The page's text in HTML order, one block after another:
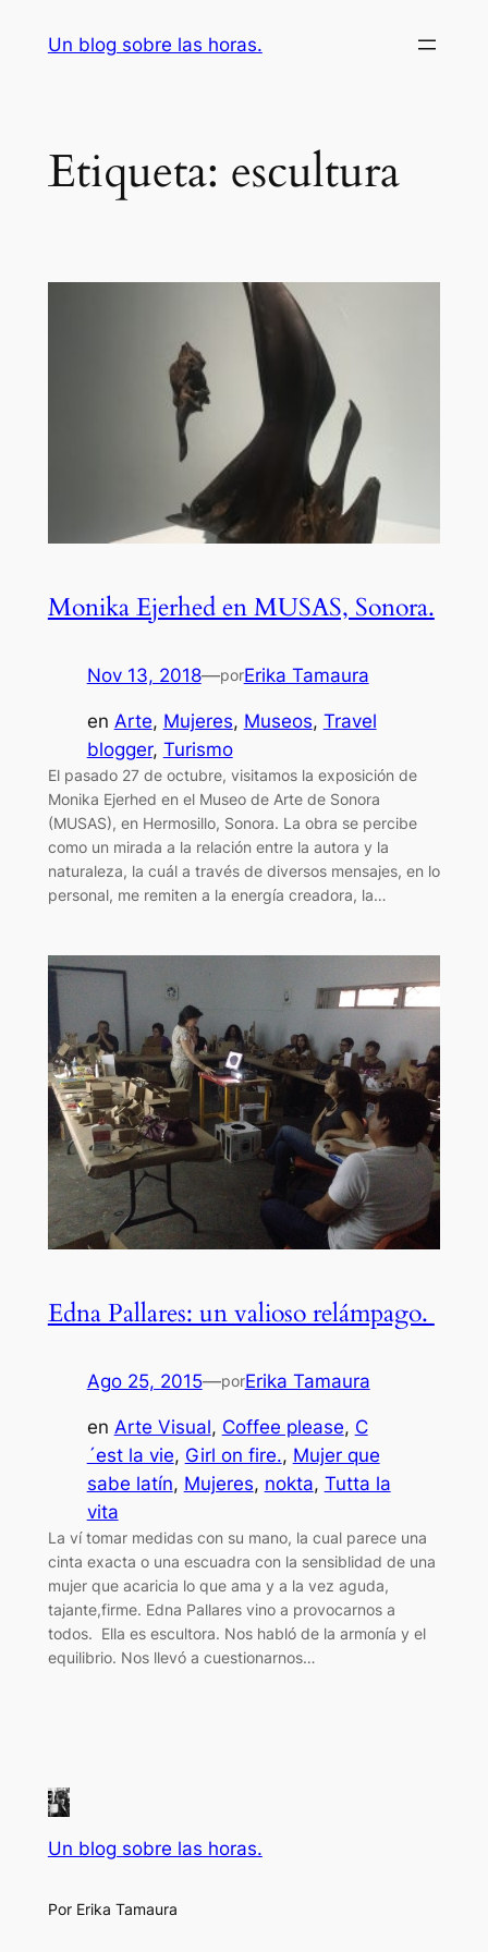
Un blog sobre las horas.
Etiqueta: escultura
Monika Ejerhed en MUSAS, Sonora.
Nov 13, 2018—porErika Tamaura
en Arte, Mujeres, Museos, Travel
blogger, Turismo
El pasado 27 de octubre, visitamos la exposición de
Monika Ejerhed en el Museo de Arte de Sonora
(MUSAS), en Hermosillo, Sonora. La obra se percibe
como un mirada a la relación entre la autora y la
naturaleza, la cuál a través de diversos mensajes, en lo
personal, me remiten a la energía creadora, la…
Edna Pallares: un valioso relámpago.
Ago 25, 2015—porErika Tamaura
en Arte Visual, Coffee please, C
´est la vie, Girl on fire., Mujer que
sabe latín, Mujeres, nokta, Tutta la
vita
La ví tomar medidas con su mano, la cual parece una
cinta exacta o una escuadra con la sensiblidad de una
mujer que acaricia lo que ama y a la vez aguda,
tajante,firme. Edna Pallares vino a provocarnos a
todos. Ella es escultora. Nos habló de la armonía y el
equilibrio. Nos llevó a cuestionarnos…
Un blog sobre las horas.
Por Erika Tamaura